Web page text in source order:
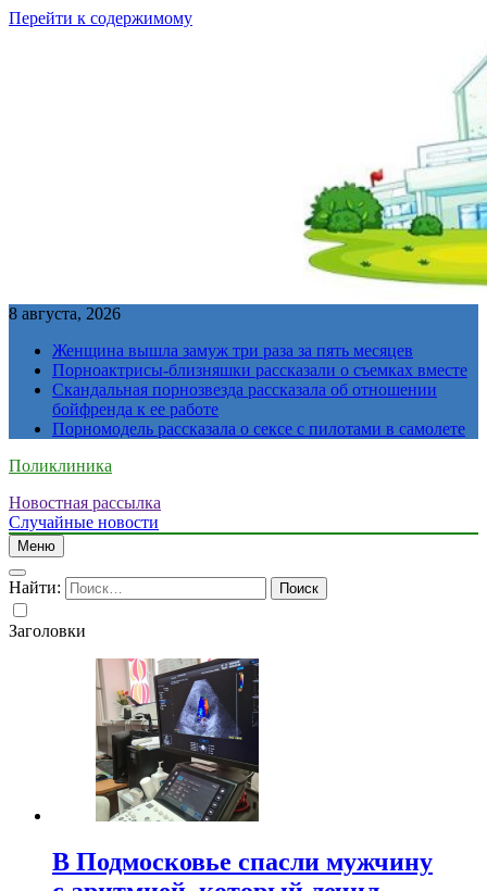
Перейти к содержимому
8 августа, 2026
Женщина вышла замуж три раза за пять месяцев
Порноактрисы-близняшки рассказали о съемках вместе
Скандальная порнозвезда рассказала об отношении
бойфренда к ее работе
Порномодель рассказала о сексе с пилотами в самолете
Поликлиника
Новостная рассылка
Случайные новости
Меню
Найти:
Заголовки
В Подмосковье спасли мужчину